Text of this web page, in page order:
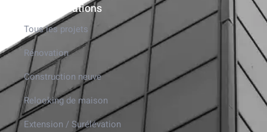
Nos réalisations
Tous les projets
Rénovation
Construction neuve
Relooking de maison
Extension / Surélévation